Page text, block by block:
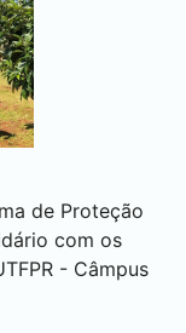
de Proteção
com os
- Câmpus